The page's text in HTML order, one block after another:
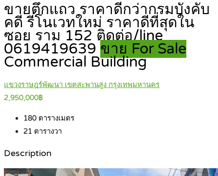
ขายตึกแถว ราคาดีกว่ากรมบังคับ
คดี รีโนเวทใหม่ ราคาดีที่สุดใน
ซอย ราม 152 ติดต่อ/line
0619419639 ขาย For Sale
Commercial Building
แขวงราษฎร์พัฒนา เขตสะพานสูง กรุงเทพมหานคร
2,950,000฿
180 ตารางเมตร
21 ตารางวา
Description